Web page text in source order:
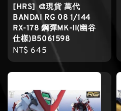
[HRS] 🎨現貨 萬代
BANDAI RG 08 1/144
RX-178 鋼彈MK-II(幽谷
仕樣)B5061598
Regular
price
NT$ 645